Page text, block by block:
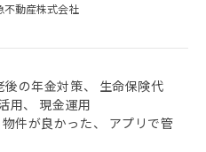
不動産株式会社
の年金対策、 生命保険代
用、 現金運用
件が良かった、 アプリで管